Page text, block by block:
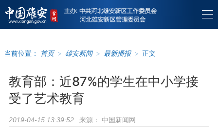
当前位置： 首页 > 雄安新闻 > 最新播报 > 正文
教育部：近87%的学生在中小学接
受了艺术教育
2019-04-15 13:39:52 来源： 中国新闻网